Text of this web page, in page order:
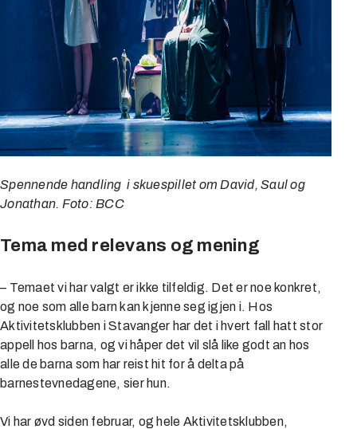
Spennende handling i skuespillet om David, Saul og
Jonathan. Foto: BCC
Tema med relevans og mening
– Temaet vi har valgt er ikke tilfeldig. Det er noe konkret,
og noe som alle barn kan kjenne seg igjen i. Hos
Aktivitetsklubben i Stavanger har det i hvert fall hatt stor
appell hos barna, og vi håper det vil slå like godt an hos
alle de barna som har reist hit for å delta på
barnestevnedagene, sier hun.
Vi har øvd siden februar, og hele Aktivitetsklubben,